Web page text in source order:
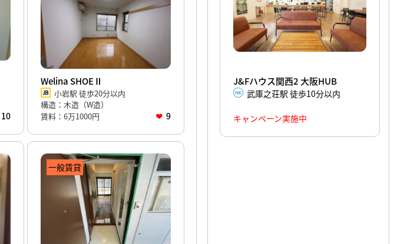
10
Welina SHOEⅡ
小岩駅 徒歩20分以内
構造：木造（W造）
賃料：6万1000円
9
一般賃貸
J&Fハウス関西2 大阪HUB
武庫之荘駅 徒歩10分以内
キャンペーン実施中